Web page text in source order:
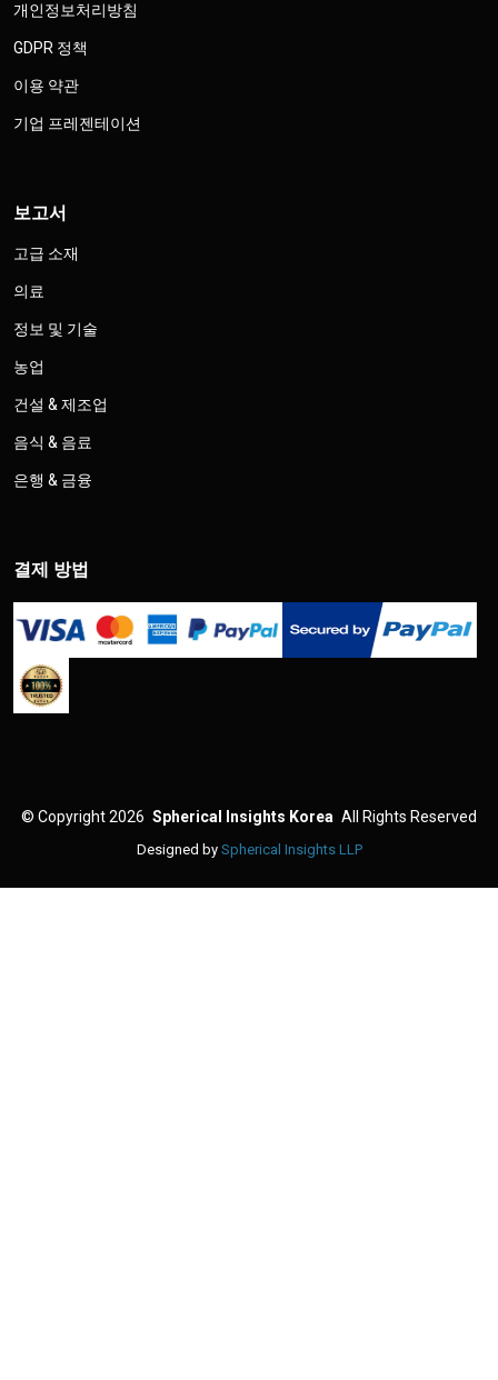
개인정보처리방침
GDPR 정책
이용 약관
기업 프레젠테이션
보고서
고급 소재
의료
정보 및 기술
농업
건설 & 제조업
음식 & 음료
은행 & 금융
결제 방법
© Copyright 2026 Spherical Insights Korea All Rights Reserved
Designed by Spherical Insights LLP